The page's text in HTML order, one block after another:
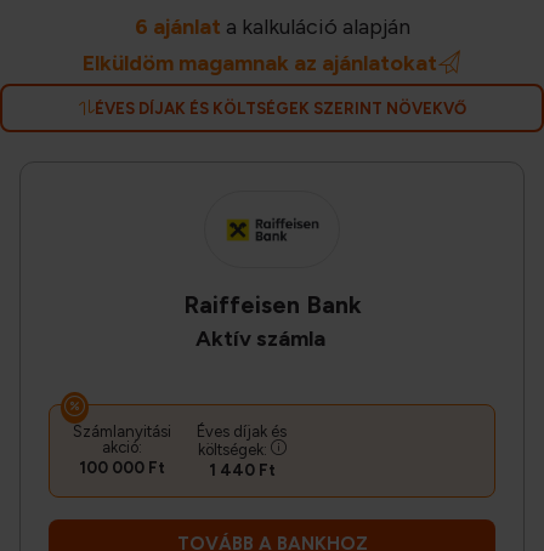
6 ajánlat a kalkuláció alapján
Elküldöm magamnak az ajánlatokat
ÉVES DÍJAK ÉS KÖLTSÉGEK SZERINT NÖVEKVŐ
Raiffeisen Bank
Aktív számla
Számlanyitási
akció:
100 000 Ft
Éves díjak és
költségek:
1 440 Ft
TOVÁBB A BANKHOZ